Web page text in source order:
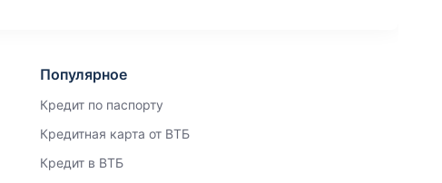
Популярное
Кредит по паспорту
Кредитная карта от ВТБ
Кредит в ВТБ